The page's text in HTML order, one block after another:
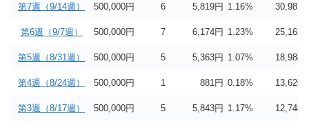
第7週（9/14週） 500,000円 6 5,819円 1.16% 30,981
第6週（9/7週） 500,000円 7 6,174円 1.23% 25,162
第5週（8/31週） 500,000円 5 5,363円 1.07% 18,988
第4週（8/24週） 500,000円 1 881 円 0.18% 13,626
第3週（8/17週） 500,000円 5 5,843円 1.17% 12,744